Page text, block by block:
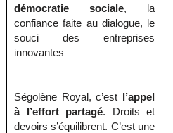
démocratie sociale, la
confiance faite au dialogue, le
souci des entreprises
innovantes
Ségolène Royal, c’est l’appel
à l’effort partagé. Droits et
devoirs s’équilibrent. C’est une